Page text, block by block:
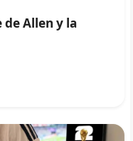
Allen y la